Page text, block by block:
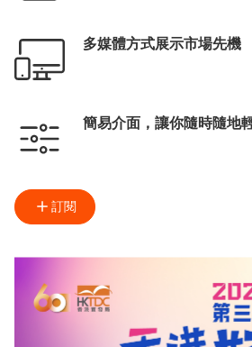
多媒體方式展示市場先機
簡易介面，讓你隨時隨地
訂閱